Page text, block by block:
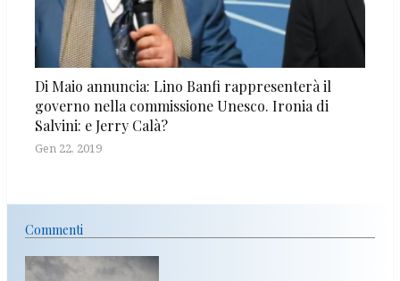
Di Maio annuncia: Lino Banfi rappresenterà il
governo nella commissione Unesco. Ironia di
Salvini: e Jerry Calà?
Gen 22, 2019
Commenti